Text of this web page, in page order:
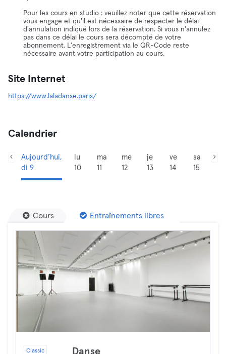
Pour les cours en studio : veuillez noter que cette réservation
vous engage et qu'il est nécessaire de respecter le délai
d'annulation indiqué lors de la réservation. Si vous n'annulez
pas dans ce délai le cours sera décompté de votre
abonnement. L'enregistrement via le QR-Code reste
nécessaire avant votre participation au cours.
Site Internet
https://www.laladanse.paris/
Calendrier
Aujourd’hui,
di 9
lu
10
ma
11
me
12
je
13
ve
14
sa
15
Cours Entraînements libres
Classic Danse